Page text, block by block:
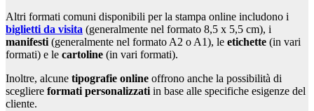
Altri formati comuni disponibili per la stampa online includono i
biglietti da visita (generalmente nel formato 8,5 x 5,5 cm), i
manifesti (generalmente nel formato A2 o A1), le etichette (in vari
formati) e le cartoline (in vari formati).
Inoltre, alcune tipografie online offrono anche la possibilità di
scegliere formati personalizzati in base alle specifiche esigenze del
cliente.